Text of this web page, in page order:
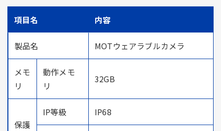
項目名 内容
製品名 MOTウェアラブルカメラ
メモ
リ
動作メモ
リ
32GB
保護
IP等級 IP68